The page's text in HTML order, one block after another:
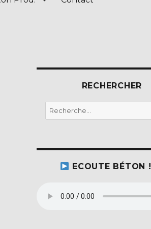
RECHERCHER
Recherche
pour :
ECOUTE BÉTON !